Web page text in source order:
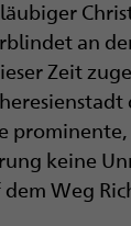
an
Zeit
keine
Weg